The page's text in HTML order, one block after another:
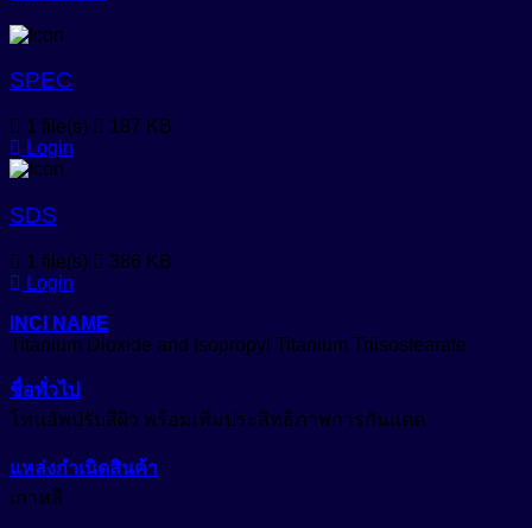
Anti-Hair Loss
Anti-Microbials
Anti-Pigmentation
Anti-Redness
Anti-Wrinkle
สารเพิ่มความทึบแสง (Opacifying Agent)
Natural-Emollient
สารให้ความชุ่มชื้น (Humectant)
Oil Based Pigment Dispersion)
สีผสมเครื่องสำอาง (water-based cosmetic colorant)
SPEC
1 file(s)
187 KB
Login
SDS
1 file(s)
386 KB
Login
INCI NAME
Titanium Dioxide and Isopropyl Titanium Triisostearate
ชื่อทั่วไป
โทนอัพปรับสีผิว พร้อมเพิ่มประสิทธิภาพการกันแดด
แหล่งกำเนิดสินค้า
เกาหลี